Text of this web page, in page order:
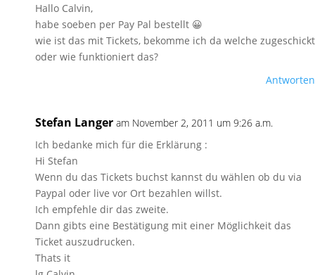
Hallo Calvin,
habe soeben per Pay Pal bestellt 😀
wie ist das mit Tickets, bekomme ich da welche zugeschickt
oder wie funktioniert das?
Antworten
Stefan Langer am November 2, 2011 um 9:26 a.m.
Ich bedanke mich für die Erklärung :
Hi Stefan
Wenn du das Tickets buchst kannst du wählen ob du via
Paypal oder live vor Ort bezahlen willst.
Ich empfehle dir das zweite.
Dann gibts eine Bestätigung mit einer Möglichkeit das
Ticket auszudrucken.
Thats it